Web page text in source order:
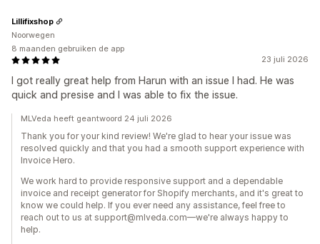
23 juli 2026
I got really great help from Harun with an issue I had. He was
quick and presise and I was able to fix the issue.
Lillifixshop
Noorwegen
8 maanden gebruiken de app
MLVeda heeft geantwoord 24 juli 2026
Thank you for your kind review! We're glad to hear your issue was
resolved quickly and that you had a smooth support experience with
Invoice Hero.
We work hard to provide responsive support and a dependable
invoice and receipt generator for Shopify merchants, and it's great to
know we could help. If you ever need any assistance, feel free to
reach out to us at support@mlveda.com—we're always happy to
help.